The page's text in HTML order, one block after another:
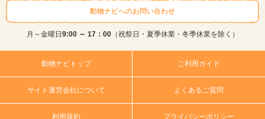
動物ナビへのお問い合わせ
月～金曜日 9:00 ～ 17：00（祝祭日・夏季休業・冬季休業を除く）
動物ナビトップ ご利用ガイド
サイト運営会社について よくあるご質問
利用規約 プライバシーポリシー